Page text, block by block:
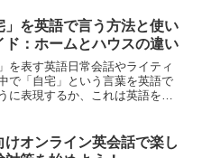
法は、あなたの日常生活に無理
入れることがで...
」を英語で言う方法と使い
ド：ホームとハウスの違い
を表す英語日常会話やライティ
で「自宅」という言葉を英語で
に表現するか、これは英語を学
用語がどのように異なるのか、
の使い方...
けオンライン英会話で楽し